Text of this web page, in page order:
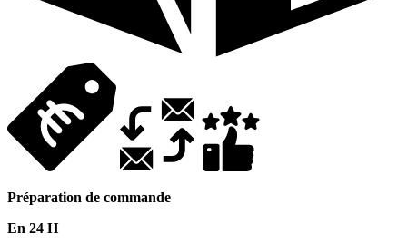
Préparation de commande
En 24 H